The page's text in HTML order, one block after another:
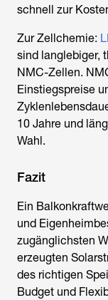
schnell zur
Zur Zellchemie:
sind langlebiger,
NMC-Zellen.
Einstiegspreise
10 Jahre und
Wahl.
Fazit
Ein
und
zugänglichsten
erzeugten
des richtigen
Budget und